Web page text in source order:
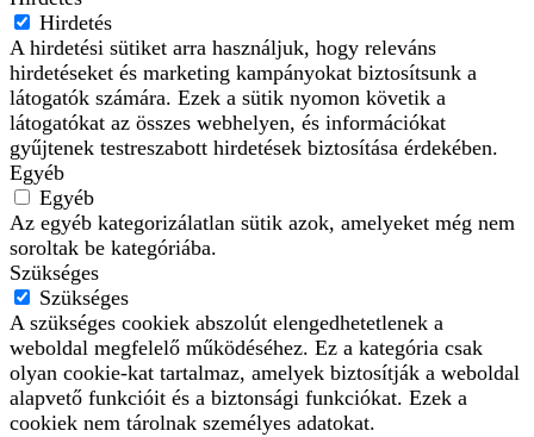
Hirdetés
A hirdetési sütiket arra használjuk, hogy releváns
hirdetéseket és marketing kampányokat biztosítsunk a
látogatók számára. Ezek a sütik nyomon követik a
látogatókat az összes webhelyen, és információkat
gyűjtenek testreszabott hirdetések biztosítása érdekében.
Egyéb
Egyéb
Az egyéb kategorizálatlan sütik azok, amelyeket még nem
soroltak be kategóriába.
Szükséges
Szükséges
A szükséges cookiek abszolút elengedhetetlenek a
weboldal megfelelő működéséhez. Ez a kategória csak
olyan cookie-kat tartalmaz, amelyek biztosítják a weboldal
alapvető funkcióit és a biztonsági funkciókat. Ezek a
cookiek nem tárolnak személyes adatokat.